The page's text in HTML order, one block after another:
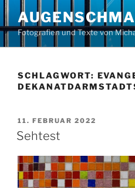
Zum
Inhalt
springenFotografien und Texte von
SCHLAGWORT:
VERÖFFENTLICHT
AM
11. FEBRUAR 2022
Sehtest